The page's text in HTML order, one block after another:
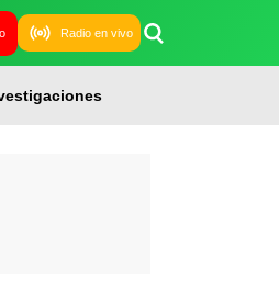
Radio en vivo